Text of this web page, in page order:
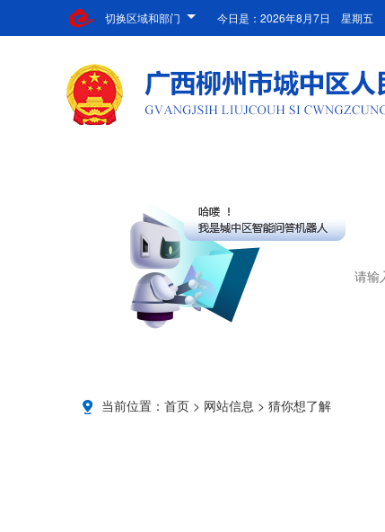
切换区域和部门 今日是： 2026年8月7日 星期五
当前位置： 首页 > 网站信息 > 猜你想了解